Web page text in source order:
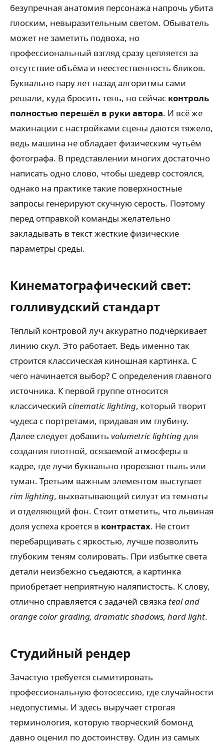
безупречная анатомия персонажа напрочь убита
плоским, невыразительным светом. Обыватель
может не заметить подвоха, но
профессиональный взгляд сразу цепляется за
отсутствие объёма и неестественность бликов.
Буквально пару лет назад алгоритмы сами
решали, куда бросить тень, но сейчас контроль
полностью перешёл в руки автора. И всё же
махинации с настройками сцены даются тяжело,
ведь машина не обладает физическим чутьём
фотографа. В представлении многих достаточно
написать одно слово, чтобы шедевр состоялся,
однако на практике такие поверхностные
запросы генерируют скучную серость. Поэтому
перед отправкой команды желательно
закладывать в текст жёсткие физические
параметры среды.
Кинематографический свет:
голливудский стандарт
Тёплый контровой луч аккуратно подчёркивает
линию скул. Это работает. Ведь именно так
строится классическая киношная картинка. С
чего начинается выбор? С определения главного
источника. К первой группе относится
классический cinematic lighting, который творит
чудеса с портретами, придавая им глубину.
Далее следует добавить volumetric lightingдля
создания плотной, осязаемой атмосферы в
кадре, где лучи буквально прорезают пыль или
туман. Третьим важным элементом выступает
rim lighting, выхватывающий силуэт из темноты
и отделяющий фон. Стоит отметить, что львиная
доля успеха кроется в контрастах. Не стоит
перебарщивать с яркостью, лучше позволить
глубоким теням солировать. При избытке света
детали неизбежно съедаются, а картинка
приобретает неприятную наляпистость. К слову,
отлично справляется с задачей связка teal and
orange color grading, dramatic shadows, hard light.
Студийный рендер
Зачастую требуется сымитировать
профессиональную фотосессию, где случайности
недопустимы. И здесь выручает строгая
терминология, которую творческий бомонд
давно оценил по достоинству. Один из самых